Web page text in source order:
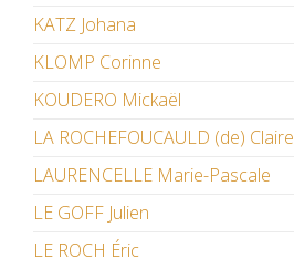
KATZ Johana
KLOMP Corinne
KOUDERO Mickaël
LA ROCHEFOUCAULD (de) Claire
LAURENCELLE Marie-Pascale
LE GOFF Julien
LE ROCH Éric